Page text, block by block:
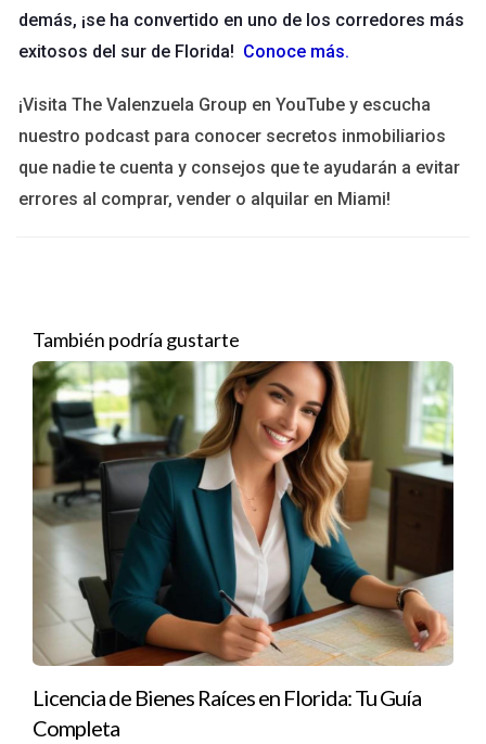
Aspectos Clave a Considerar en el
Al revisar un contrato de compraventa, hay varios aspectos
clave que debes tener en cuenta:
Descripción del inmueble: Asegúrate de que la
inspecciones o financiamiento.
Plazos:Asegúrate de que los plazos para cerrar la
transacción sean razonables.
Cláusulas adicionales:Presta atención a cualquier
cláusula adicional que pueda afectar tus derechos.
Estos puntos son solo el comienzo; cada transacción es única
y puede requerir consideraciones adicionales.
Estudios de Caso
Caso 1: La Familia Pérez
La familia Pérez estaba emocionada por comprar su primera
encontraron una cláusula que les obligaba a asumir costos
demás, ¡se ha convertido en uno de los corredores más
exitosos del sur de Florida! Conoce más.
¡Visita The Valenzuela Group en YouTube y escucha
nuestro podcast para conocer secretos inmobiliarios
que nadie te cuenta y consejos que te ayudarán a evitar
errores al comprar, vender o alquilar en Miami!
También podría gustarte
Licencia de Bienes Raíces en Florida: Tu Guía
Completa